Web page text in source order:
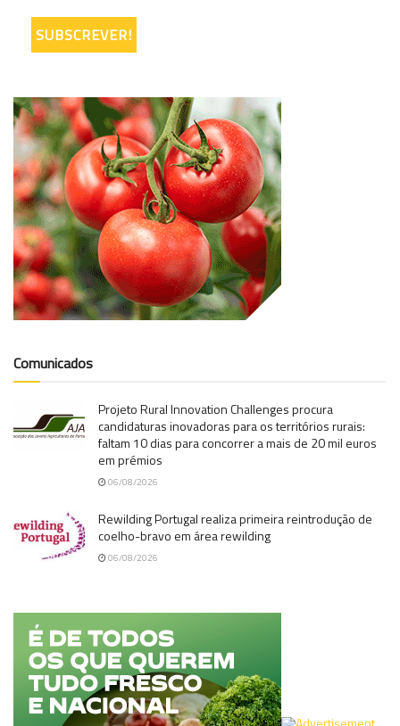
Comunicados
Projeto Rural Innovation Challenges procura
candidaturas inovadoras para os territórios rurais:
faltam 10 dias para concorrer a mais de 20 mil euros
em prémios
06/08/2026
Rewilding Portugal realiza primeira reintrodução de
coelho-bravo em área rewilding
06/08/2026